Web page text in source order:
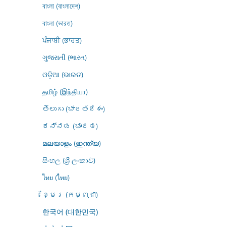
বাংলা (বাংলাদেশ)
বাংলা (ভারত)
ਪੰਜਾਬੀ (ਭਾਰਤ)
ગુજરાતી (ભારત)
ଓଡ଼ିଆ (ଭାରତ)
தமிழ் (இந்தியா)
తెలుగు (భారతదేశం)
ಕನ್ನಡ (ಭಾರತ)
മലയാളം (ഇന്ത്യ)
සිංහල (ශ්‍රී ලංකාව)
ไทย (ไทย)
ខ្មែរ (កម្ពុជា)
한국어 (대한민국)